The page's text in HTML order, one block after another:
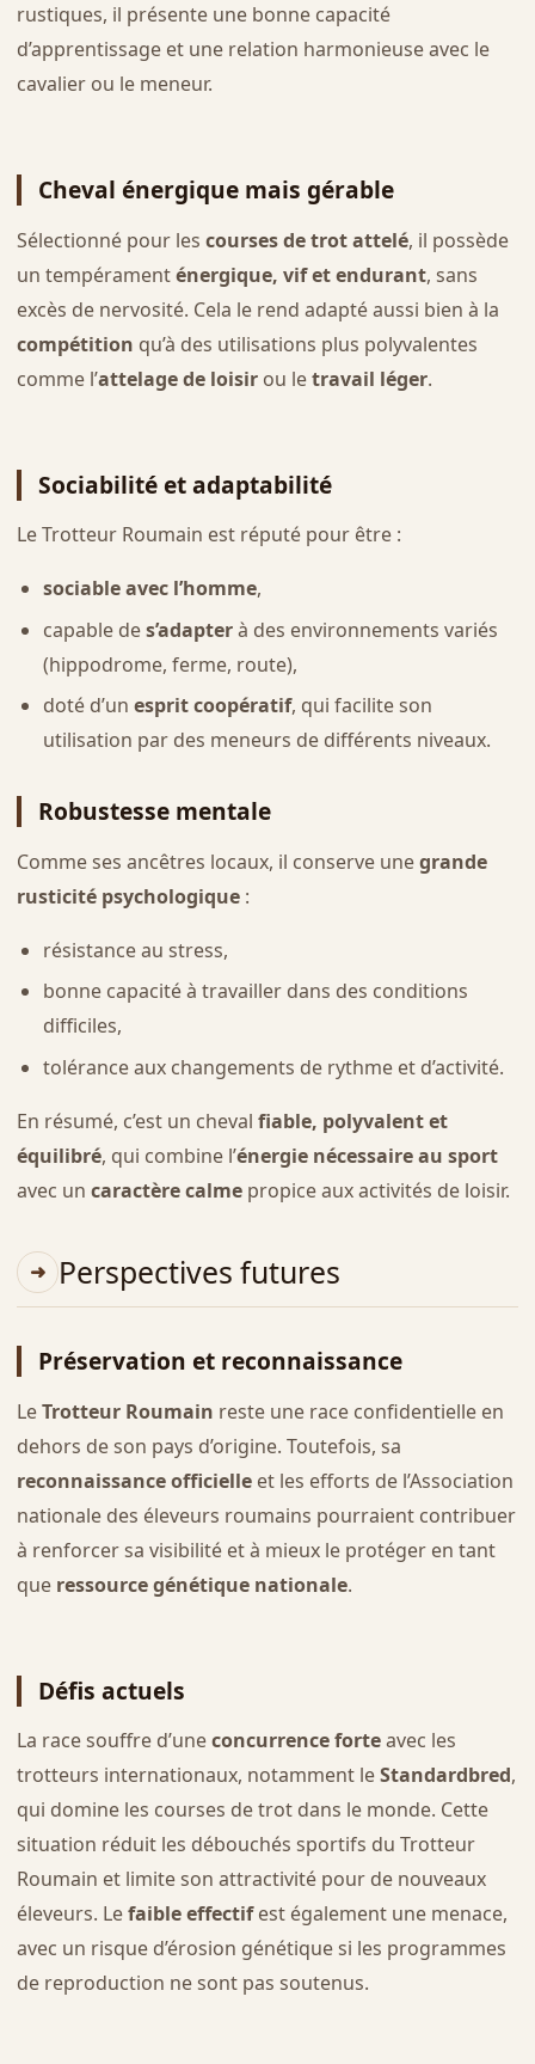
rustiques, il présente une bonne capacité
d’apprentissage et une relation harmonieuse avec le
cavalier ou le meneur.
Cheval énergique mais gérable
Sélectionné pour les courses de trot attelé, il possède
un tempéramenténergique, vif et endurant, sans
excès de nervosité. Cela le rend adapté aussi bien à la
compétition qu’à des utilisations plus polyvalentes
comme l’attelage de loisirou letravail léger.
Sociabilité et adaptabilité
Le Trotteur Roumain est réputé pour être :
sociable avec l’homme,
capable des’adapterà des environnements variés
(hippodrome, ferme, route),
doté d’un esprit coopératif, qui facilite son
utilisation par des meneurs de différents niveaux.
Robustesse mentale
Comme ses ancêtres locaux, il conserve unegrande
rusticité psychologique:
résistance au stress,
bonne capacité à travailler dans des conditions
difficiles,
tolérance aux changements de rythme et d’activité.
En résumé, c’est un cheval fiable, polyvalent et
équilibré, qui combine l’énergie nécessaire au sport
avec un caractère calmepropice aux activités de loisir.
Perspectives futures
Préservation et reconnaissance
LeTrotteur Roumain reste une race confidentielle en
dehors de son pays d’origine. Toutefois, sa
reconnaissance officielleet les efforts de l’Association
nationale des éleveurs roumains pourraient contribuer
à renforcer sa visibilité et à mieux le protéger en tant
que ressource génétique nationale.
Défis actuels
La race souffre d’uneconcurrence forteavec les
trotteurs internationaux, notamment leStandardbred,
qui domine les courses de trot dans le monde. Cette
situation réduit les débouchés sportifs du Trotteur
Roumain et limite son attractivité pour de nouveaux
éleveurs. Lefaible effectifest également une menace,
avec un risque d’érosion génétique si les programmes
de reproduction ne sont pas soutenus.